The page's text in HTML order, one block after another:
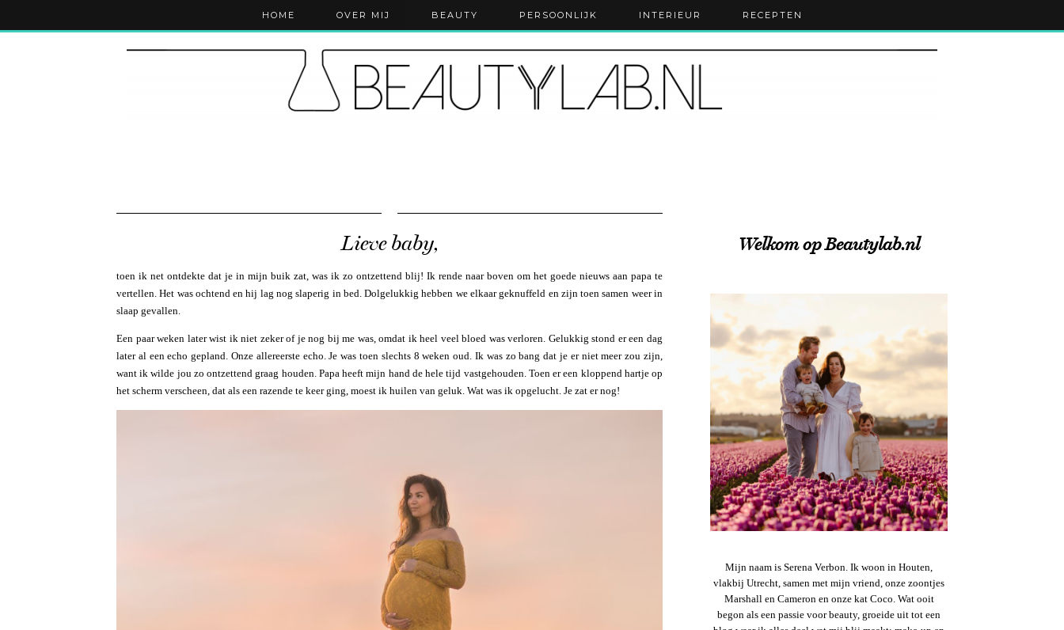
HOME OVER MIJ BEAUTY PERSOONLIJK INTERIEUR RECEPTEN
Lieve baby,
toen ik net ontdekte dat je in mijn buik zat, was ik zo ontzettend blij! Ik rende naar boven om het goede nieuws aan papa te
vertellen. Het was ochtend en hij lag nog slaperig in bed. Dolgelukkig hebben we elkaar geknuffeld en zijn toen samen weer in
slaap gevallen.
Een paar weken later wist ik niet zeker of je nog bij me was, omdat ik heel veel bloed was verloren. Gelukkig stond er een dag
later al een echo gepland. Onze allereerste echo. Je was toen slechts 8 weken oud. Ik was zo bang dat je er niet meer zou zijn,
want ik wilde jou zo ontzettend graag houden. Papa heeft mijn hand de hele tijd vastgehouden. Toen er een kloppend hartje op
het scherm verscheen, dat als een razende te keer ging, moest ik huilen van geluk. Wat was ik opgelucht. Je zat er nog!
Welkom op Beautylab.nl
Mijn naam is Serena Verbon. Ik woon in Houten,
vlakbij Utrecht, samen met mijn vriend, onze zoontjes
Marshall en Cameron en onze kat Coco. Wat ooit
begon als een passie voor beauty, groeide uit tot een